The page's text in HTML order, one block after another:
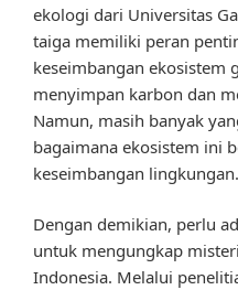
ekologi dari Universitas
taiga memiliki peran
keseimbangan ekosistem
menyimpan karbon dan
Namun, masih banyak
bagaimana ekosistem ini
keseimbangan
Dengan demikian, perlu
untuk mengungkap
Indonesia. Melalui